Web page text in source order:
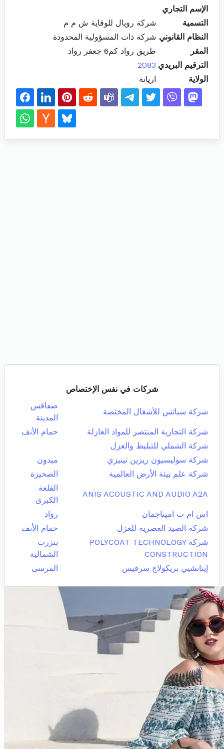
الإسم التجاري
التسمية
شركة رويال للوقاية ش م م
النظام القانوني شركة ذات المسؤولية المحدودة
المقر
طريق رواد كم6 جعفر رواد
الترقيم البريدي 2083
الولاية
اريانة
شركات في نفس الإختصاص
شركة سياتس للأشغال المختصة
صفاقس
المدينة
شركة التجارية المنتصر للمواد العازلة
حمام الأنف
شركة الشملي للتبليط والعزل
شركة سوليسيون ريزين تينيزي
ميدون
شركة علم بيئة الأرض العالمية
الصخيرة
ANIS ACOUSTIC AND AUDIO A2A
القلعة
الكبرى
اس ام ب اميناجمان
رواد
شركة الصيد العصرية للعزل
حمام الأنف
شركة POLYCOAT TECHNOLOGY
CONSTRUCTION
بنزرت
الشمالية
إيتانشيي بريكولاج سرفيس
المرسى